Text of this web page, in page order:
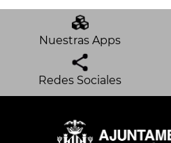
Nuestras Apps
Redes Sociales